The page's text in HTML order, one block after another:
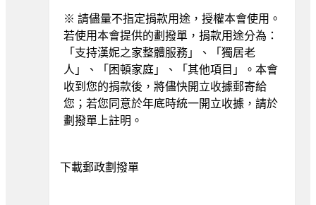
※ 請儘量不指定捐款用途，授權本會使用。
若使用本會提供的劃撥單，捐款用途分為：
「支持漢妮之家整體服務」、「獨居老
人」、「困頓家庭」、「其他項目」。本會
收到您的捐款後，將儘快開立收據郵寄給
您；若您同意於年底時統一開立收據，請於
劃撥單上註明。
下載郵政劃撥單